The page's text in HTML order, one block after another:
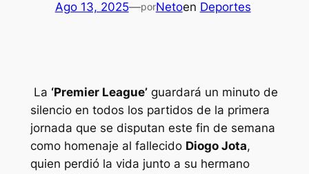
Ago 13, 2025—porNetoen Deportes
La ‘Premier League’guardará un minuto de
silencio en todos los partidos de la primera
jornada que se disputan este fin de semana
como homenaje al fallecido Diogo Jota,
quien perdió la vida junto a su hermano